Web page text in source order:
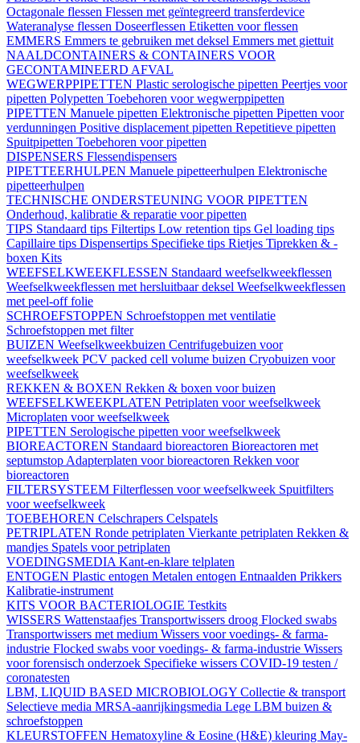
Octagonale flessen Flessen met geïntegreerd transferdevice
Wateranalyse flessen Doseerflessen Etiketten voor flessen
EMMERS Emmers te gebruiken met deksel Emmers met giettuit
NAALDCONTAINERS & CONTAINERS VOOR
GECONTAMINEERD AFVAL
WEGWERPPIPETTEN Plastic serologische pipetten Peertjes voor
pipetten Polypetten Toebehoren voor wegwerppipetten
PIPETTEN Manuele pipetten Elektronische pipetten Pipetten voor
verdunningen Positive displacement pipetten Repetitieve pipetten
Spuitpipetten Toebehoren voor pipetten
DISPENSERS Flessendispensers
PIPETTEERHULPEN Manuele pipetteerhulpen Elektronische
pipetteerhulpen
TECHNISCHE ONDERSTEUNING VOOR PIPETTEN
Onderhoud, kalibratie & reparatie voor pipetten
TIPS Standaard tips Filtertips Low retention tips Gel loading tips
Capillaire tips Dispensertips Specifieke tips Rietjes Tiprekken & -
boxen Kits
WEEFSELKWEEKFLESSEN Standaard weefselkweekflessen
Weefselkweekflessen met hersluitbaar deksel Weefselkweekflessen
met peel-off folie
SCHROEFSTOPPEN Schroefstoppen met ventilatie
Schroefstoppen met filter
BUIZEN Weefselkweekbuizen Centrifugebuizen voor
weefselkweek PCV packed cell volume buizen Cryobuizen voor
weefselkweek
REKKEN & BOXEN Rekken & boxen voor buizen
WEEFSELKWEEKPLATEN Petriplaten voor weefselkweek
Microplaten voor weefselkweek
PIPETTEN Serologische pipetten voor weefselkweek
BIOREACTOREN Standaard bioreactoren Bioreactoren met
septumstop Adapterplaten voor bioreactoren Rekken voor
bioreactoren
FILTERSYSTEEM Filterflessen voor weefselkweek Spuitfilters
voor weefselkweek
TOEBEHOREN Celschrapers Celspatels
PETRIPLATEN Ronde petriplaten Vierkante petriplaten Rekken &
mandjes Spatels voor petriplaten
VOEDINGSMEDIA Kant-en-klare telplaten
ENTOGEN Plastic entogen Metalen entogen Entnaalden Prikkers
Kalibratie-instrument
KITS VOOR BACTERIOLOGIE Testkits
WISSERS Wattenstaafjes Transportwissers droog Flocked swabs
Transportwissers met medium Wissers voor voedings- & farma-
industrie Flocked swabs voor voedings- & farma-industrie Wissers
voor forensisch onderzoek Specifieke wissers COVID-19 testen /
coronatesten
LBM, LIQUID BASED MICROBIOLOGY Collectie & transport
Selectieve media MRSA-aanrijkingsmedia Lege LBM buizen &
schroefstoppen
KLEURSTOFFEN Hematoxyline & Eosine (H&E) kleuring May-